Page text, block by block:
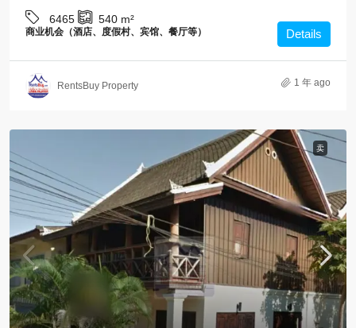
6465 540 m²
商业机会（酒店、度假村、宾馆、餐厅等） Details
RentsBuy Property 1 年 ago
卖